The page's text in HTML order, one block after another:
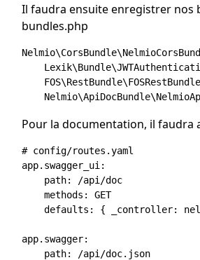
Il faudra ensuite enregistrer nos
bundles.php
Pour la documentation, il faudra
# config/routes.yaml
app.swagger_ui:
    path: /api/doc
    methods: GET
defaults: { _controller:
app.swagger:
    path: /api/doc.json